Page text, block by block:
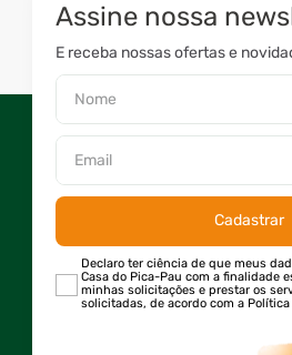
Assine nossa
E receba nossas ofertas e
Cadastrar
Declaro ter ciência de que meus
Casa do Pica-Pau com a finalidade
minhas solicitações e prestar os
solicitadas, de acordo com a